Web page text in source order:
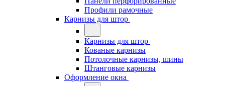
Профили рамочные
Карнизы для штор
Карнизы для штор
Кованые карнизы
Потолочные карнизы, шины
Штанговые карнизы
Оформление окна